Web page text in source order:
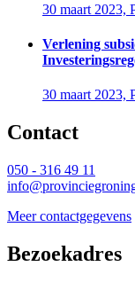
30 maart 2023,
Verlening
30 maart 2023,
Contact
050 - 316 49 11
Meer contactgegevens
Bezoekadres